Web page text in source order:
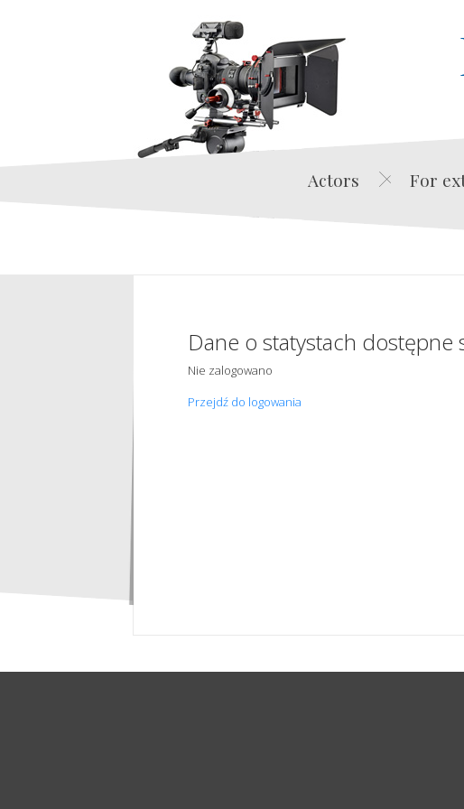
Actors For
Dane o statystach
Nie zalogowano
Przejdź do logowania